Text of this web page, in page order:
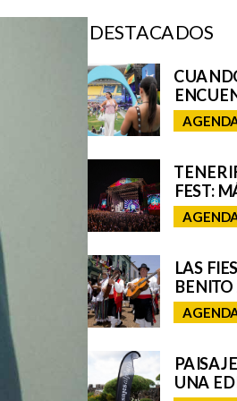
DESTACADOS
EL
FEST
FEST:
LAS
UNA